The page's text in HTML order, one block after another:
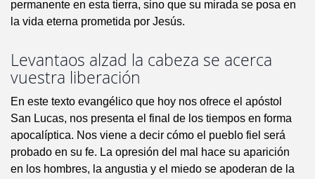
permanente en esta tierra, sino que su mirada se posa en
la vida eterna prometida por Jesús.
Levantaos alzad la cabeza se acerca
vuestra liberación
En este texto evangélico que hoy nos ofrece el apóstol
San Lucas, nos presenta el final de los tiempos en forma
apocalíptica. Nos viene a decir cómo el pueblo fiel será
probado en su fe. La opresión del mal hace su aparición
en los hombres, la angustia y el miedo se apoderan de la